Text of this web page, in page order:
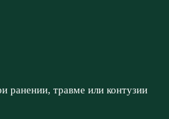
ранении, травме или контузии